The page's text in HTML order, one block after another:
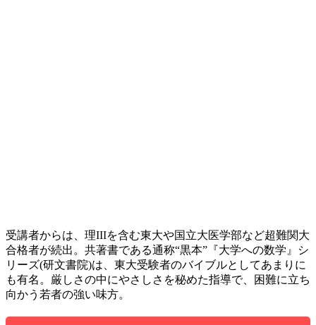
受講者からは、理IIIを含む東大や国立大医学部など超難関大
合格者が続出。共著書である通称“黒本”『大学への数学』シ
リーズ(研文書院)は、東大受験者のバイブルとしてあまりに
も有名。厳しさの中にやさしさを秘めた指導で、困難に立ち
向かう若者の強い味方。